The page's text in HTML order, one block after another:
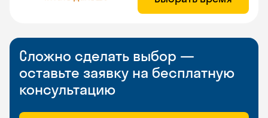
Сложно сделать выбор —
оставьте заявку на бесплатную
консультацию